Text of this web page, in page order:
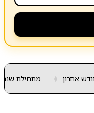
אחרון ▲
▼ מתחילת שנה